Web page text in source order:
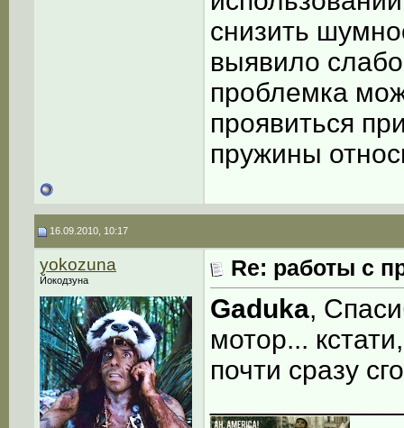
снизить
выявило
проблемка
проявиться
пружины
16.09.2010, 10:17
yokozuna
Йокодзуна Re: работы с
Gaduka,
мотор...
почти сразу